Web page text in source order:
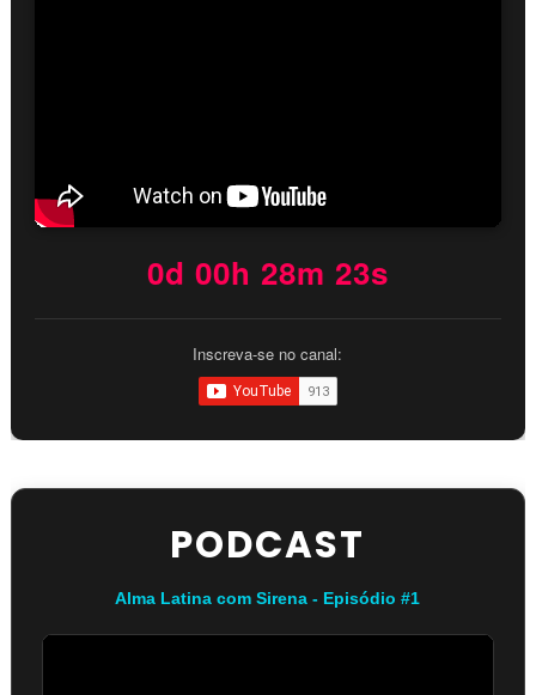
0d 00h 28m 21s
Inscreva-se no canal:
PODCAST
Alma Latina com Sirena - Episódio #1